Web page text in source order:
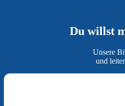
Du willst
Unsere
und